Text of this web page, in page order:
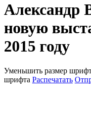
Александр
новую
2015 году
Уменьшить размер
шрифта Распечатать